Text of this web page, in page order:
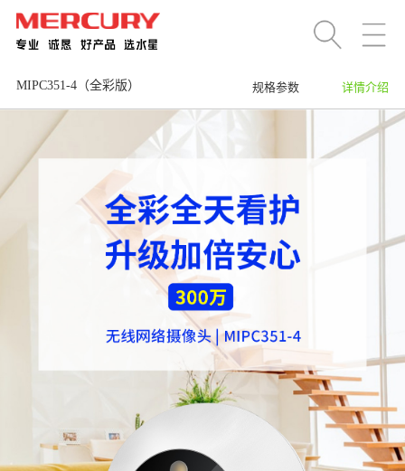
MIPC351-4（全彩版） 规格参数 详情介绍